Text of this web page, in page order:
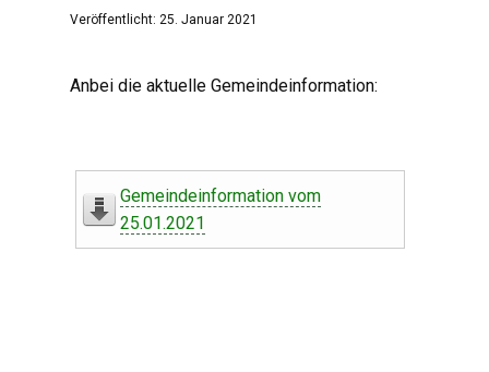
Veröffentlicht: 25. Januar 2021
Anbei die aktuelle Gemeindeinformation:
Gemeindeinformation vom
25.01.2021